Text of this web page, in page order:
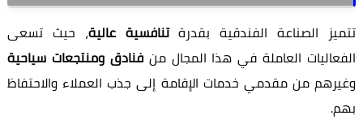
تتميز الصناعة الفندقية بقدرةتنافسية عالية، حيث تسعى
الفعاليات العاملة في هذا المجال منفنادق ومنتجعات سياحية
وغيرهم من مقدمي خدمات الإقامة إلى جذب العملاء والاحتفاظ
بهم.